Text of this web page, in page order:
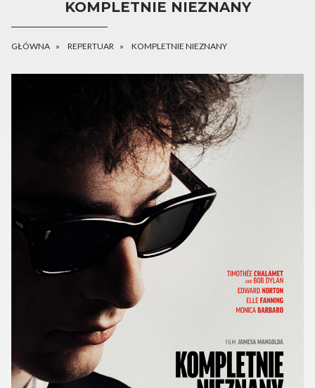
KOMPLETNIE NIEZNANY
GŁÓWNA REPERTUAR KOMPLETNIE NIEZNANY